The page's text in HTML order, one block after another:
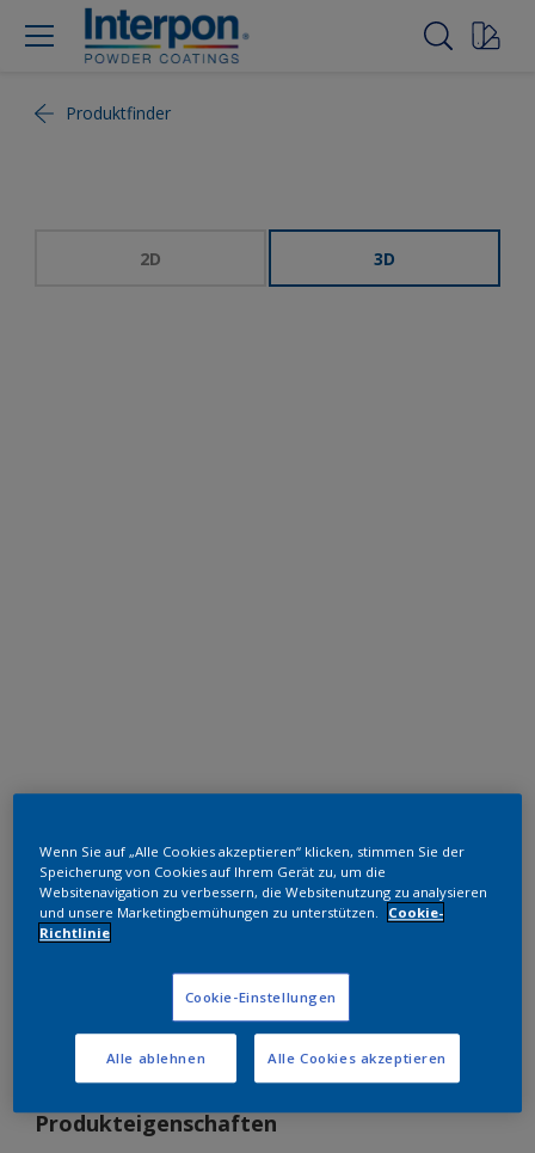
Produktfinder
2D 3D
RAL 5023
SJ723JR
Produkteigenschaften
Wenn Sie auf „Alle Cookies akzeptieren“ klicken, stimmen Sie der
Speicherung von Cookies auf Ihrem Gerät zu, um die
Websitenavigation zu verbessern, die Websitenutzung zu analysieren
und unsere Marketingbemühungen zu unterstützen.
Cookie-
Richtlinie
Cookie-Einstellungen
Alle ablehnen Alle Cookies akzeptieren